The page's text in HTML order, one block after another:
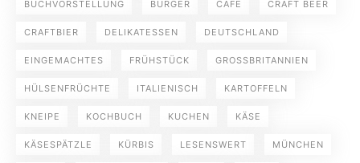
BUCHVORSTELLUNG BURGER CAFE CRAFT BEER
CRAFTBIER DELIKATESSEN DEUTSCHLAND
EINGEMACHTES FRÜHSTÜCK GROSSBRITANNIEN
HÜLSENFRÜCHTE ITALIENISCH KARTOFFELN
KNEIPE KOCHBUCH KUCHEN KÄSE
KÄSESPÄTZLE KÜRBIS LESENSWERT MÜNCHEN